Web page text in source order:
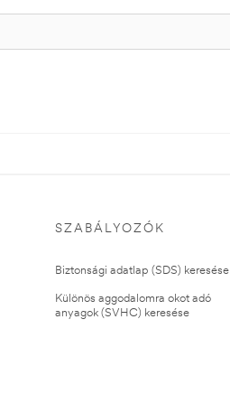
SZABÁLYOZÓK
Biztonsági adatlap (SDS) keresése
Különös aggodalomra okot adó
anyagok (SVHC) keresése